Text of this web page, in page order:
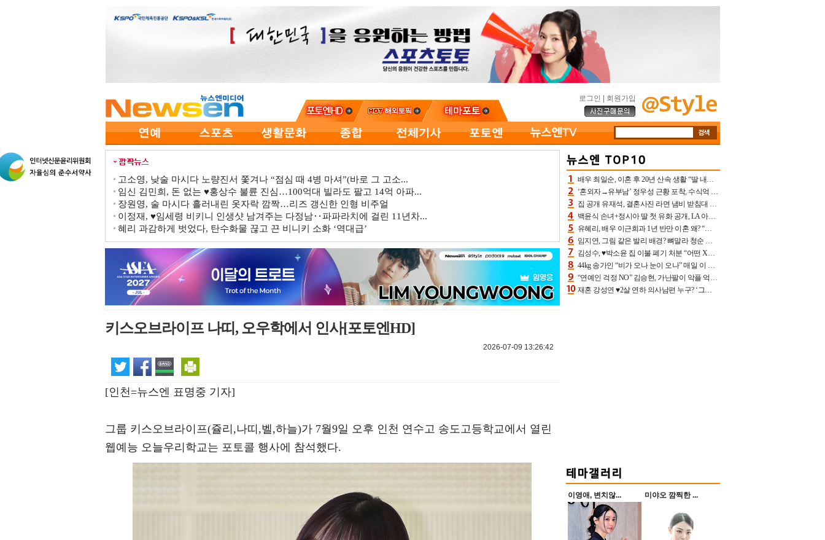
로그인 회원가입
고소영, 낮술 마시다 노량진서 쫓겨나 “점심 때 4병 마셔”(바로 그 고소...
임신 김민희, 돈 없는 ♥홍상수 불륜 진심…100억대 빌라도 팔고 14억 아파...
장원영, 술 마시다 흘러내린 옷자락 깜짝…리즈 갱신한 인형 비주얼
이정재, ♥임세령 비키니 인생샷 남겨주는 다정남‥파파라치에 걸린 11년차...
혜리 과감하게 벗었다, 탄수화물 끊고 끈 비니키 소화 ‘역대급’
키스오브라이프 나띠, 오우학에서 인사[포토엔HD]
2026-07-09 13:26:42
[인천=뉴스엔 표명중 기자]
그룹 키스오브라이프(쥴리,나띠,벨,하늘)가 7월9일 오후 인천 연수고 송도고등학교에서 열린
웹예능 오늘우리학교는 포토콜 행사에 참석했다.
배우 최일순, 이혼 후 20년 산속 생활 “딸 내가 버렸다고 원망‥맘 아파”(특종)[어제TV]
‘혼외자→유부남’ 정우성 근황 포착, 수식억 해킹 피해 후배 만났다 “존경하는”
집 공개 유재석, 결혼사진 라면 냄비 받침대 되고 분노‥가족사진도 피해(놀뭐)[어제TV]
백윤식 손녀+정시아 딸 첫 유화 공개, LA 아트쇼→서울국제조각페스타 작가다운 수준급 실력
유혜리, 배우 이근희과 1년 반만 이혼 왜? “식칼 꽂고 의자 던져” 충격 폭로(특종)[어제TV]
임지연, 그림 같은 발리 배경? 뼈말라 청순 비키니 핏에 상대 안 되네
김성수, ♥박소윤 집 이불 폐기 처분 “어떤 X이랑 썼을지 몰라” 질투(신랑수업2)[어제TV]
44kg 송가인 “비가 오나 눈이 오나” 매일 이 운동, 허벅지 근육량 상승+체지방 감소
“연예인 걱정 NO” 김승현, 가난팔이 악플 억울할만‥아내+딸과 日 여행
재혼 강성연 ♥2살 연하 의사남편 누구? ‘그알’ 자문의에 훈남 비주얼 초엘리트 스펙 [종합]
이영애, 변치않... 미야오 깜찍한 ...